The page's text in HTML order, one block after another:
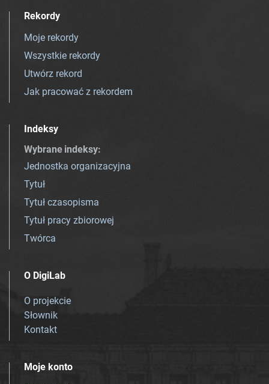
Rekordy
Moje rekordy
Wszystkie rekordy
Utwórz rekord
Jak pracować z rekordem
Indeksy
Wybrane indeksy:
Jednostka organizacyjna
Tytuł
Tytuł czasopisma
Tytuł pracy zbiorowej
Twórca
O DigiLab
O projekcie
Słownik
Kontakt
Moje konto